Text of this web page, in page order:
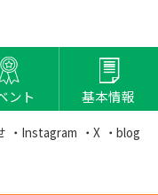
ント 基本情報
・Instagram ・X ・blog